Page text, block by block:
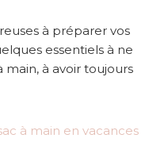
à préparer vos
essentiels à ne
main, à avoir toujours